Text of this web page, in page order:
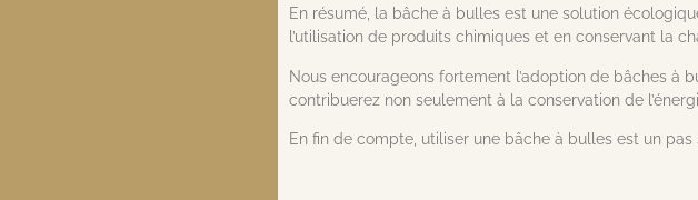
En résumé, la bâche à bulles est une solution
l’utilisation de produits chimiques et en conservant la
Nous encourageons fortement l’adoption de bâches à
contribuerez non seulement à la conservation de
En fin de compte, utiliser une bâche à bulles est un